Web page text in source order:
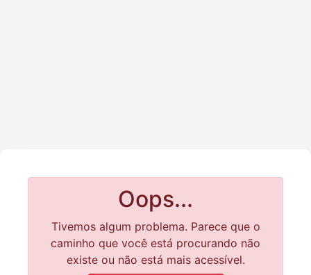
Oops...
Tivemos algum problema. Parece que o
caminho que você está procurando não
existe ou não está mais acessível.